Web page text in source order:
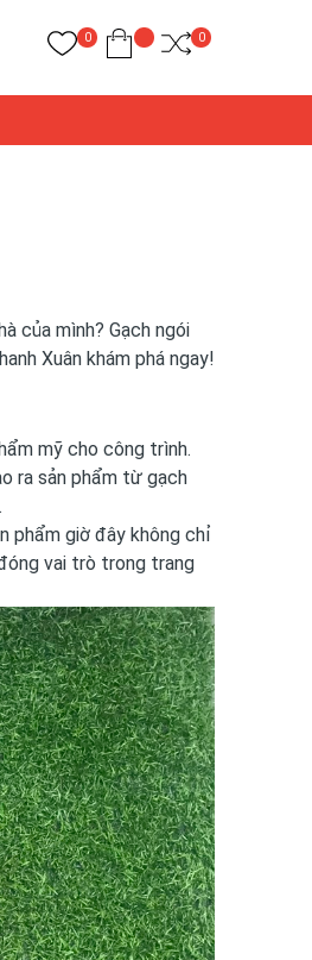
0 0
của mình? Gạch ngói
Xuân khám phá ngay!
mỹ cho công trình.
ra sản phẩm từ gạch
phẩm giờ đây không chỉ
vai trò trong trang